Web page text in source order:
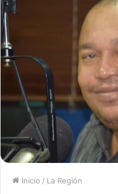
Inicio / La Región